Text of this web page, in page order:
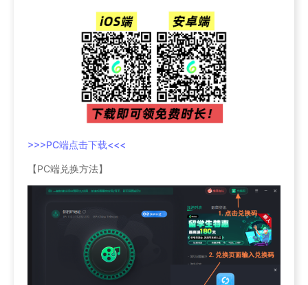
>>>PC端点击下载<<<
【PC端兑换方法】